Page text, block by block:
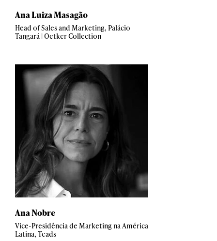
Ana Luiza Masagão
Head of Sales and Marketing, Palácio
Tangará | Oetker Collection
Ana Nobre
Vice-Presidência de Marketing na América
Latina, Teads